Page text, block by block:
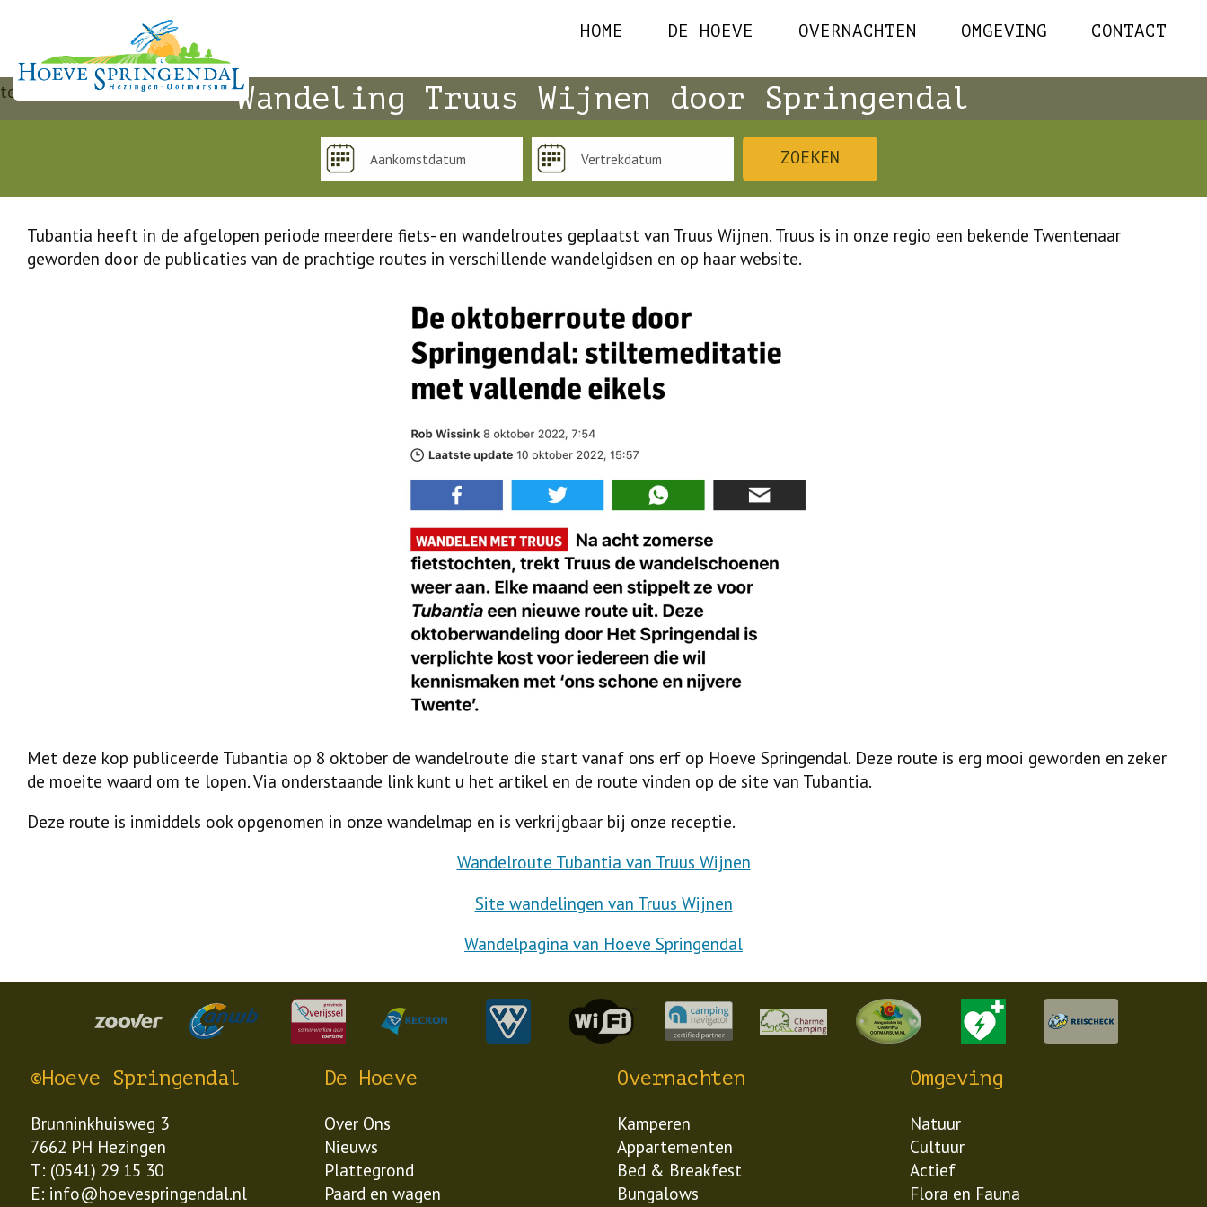
HOME DE HOEVE OVERNACHTEN OMGEVING CONTACT
test Wandeling Truus Wijnen door Springendal
ZOEKEN
Tubantia heeft in de afgelopen periode meerdere fiets- en wandelroutes geplaatst van Truus Wijnen. Truus is in onze regio een bekende Twentenaar
geworden door de publicaties van de prachtige routes in verschillende wandelgidsen en op haar website.
Met deze kop publiceerde Tubantia op 8 oktober de wandelroute die start vanaf ons erf op Hoeve Springendal. Deze route is erg mooi geworden en zeker
de moeite waard om te lopen. Via onderstaande link kunt u het artikel en de route vinden op de site van Tubantia.
Deze route is inmiddels ook opgenomen in onze wandelmap en is verkrijgbaar bij onze receptie.
Wandelroute Tubantia van Truus Wijnen
Site wandelingen van Truus Wijnen
Wandelpagina van Hoeve Springendal
©Hoeve Springendal
Brunninkhuisweg 3
7662 PH Hezingen
T: (0541) 29 15 30
E: info@hoevespringendal.nl
De Hoeve
Over Ons
Nieuws
Plattegrond
Paard en wagen
Overnachten
Kamperen
Appartementen
Bed & Breakfest
Bungalows
Omgeving
Natuur
Cultuur
Actief
Flora en Fauna